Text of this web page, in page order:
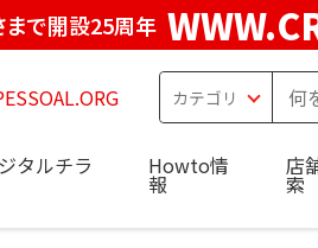
まで開設25周年
タルチラ Howto情
報
店
索